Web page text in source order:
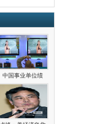
中国事业单位绩